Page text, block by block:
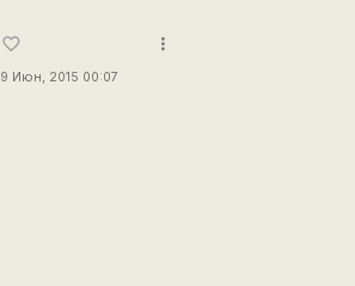
favorite_border
9 Июн, 2015 00:07
more_vert